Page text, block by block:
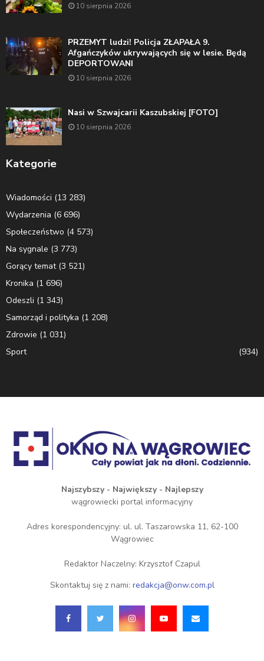
10 sierpnia 2026
PRZEMYT ludzi! Policja ZŁAPAŁA 9.
Afgańczyków ukrywających się w lesie. Będą
DEPORTOWANI
10 sierpnia 2026
Nasi w Szwajcarii Kaszubskiej [FOTO]
10 sierpnia 2026
Kategorie
Wiadomości (13 283)
Wydarzenia (6 696)
Społeczeństwo (4 573)
Na sygnale (3 773)
Gorący temat(3 521)
Kronika (1 696)
Odeszli (1 343)
Samorząd i polityka (1 208)
Zdrowie (1 031)
Sport
(934)
Najszybszy - Największy - Najlepszy
wągrowiecki portal informacyjny
Adres korespondencyjny: ul. ul. Taszarowska 11, 62-100
Wągrowiec
Redaktor Naczelny: Krzysztof Czapul
Skontaktuj się z nami: redakcja@onw.com.pl